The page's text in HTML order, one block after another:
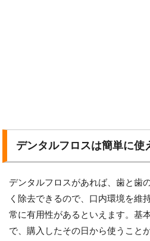
デンタルフロスは簡単に使
デンタルフロスがあれば、歯と歯
く除去できるので、口内環境を維
常に有用性があるといえます。基
で、購入したその日から使うこと